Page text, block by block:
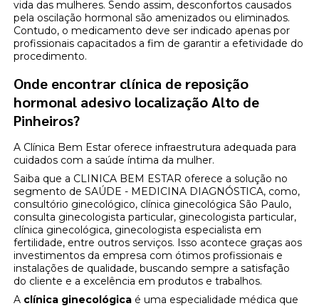
vida das mulheres. Sendo assim, desconfortos causados
pela oscilação hormonal são amenizados ou eliminados.
Contudo, o medicamento deve ser indicado apenas por
profissionais capacitados a fim de garantir a efetividade do
procedimento.
Onde encontrar clínica de reposição
hormonal adesivo localização Alto de
Pinheiros?
A Clínica Bem Estar oferece infraestrutura adequada para
cuidados com a saúde íntima da mulher.
Saiba que a CLINICA BEM ESTAR oferece a solução no
segmento de SAÚDE - MEDICINA DIAGNÓSTICA, como,
consultório ginecológico, clínica ginecológica São Paulo,
consulta ginecologista particular, ginecologista particular,
clínica ginecológica, ginecologista especialista em
fertilidade, entre outros serviços. Isso acontece graças aos
investimentos da empresa com ótimos profissionais e
instalações de qualidade, buscando sempre a satisfação
do cliente e a excelência em produtos e trabalhos.
A clínica ginecológica é uma especialidade médica que